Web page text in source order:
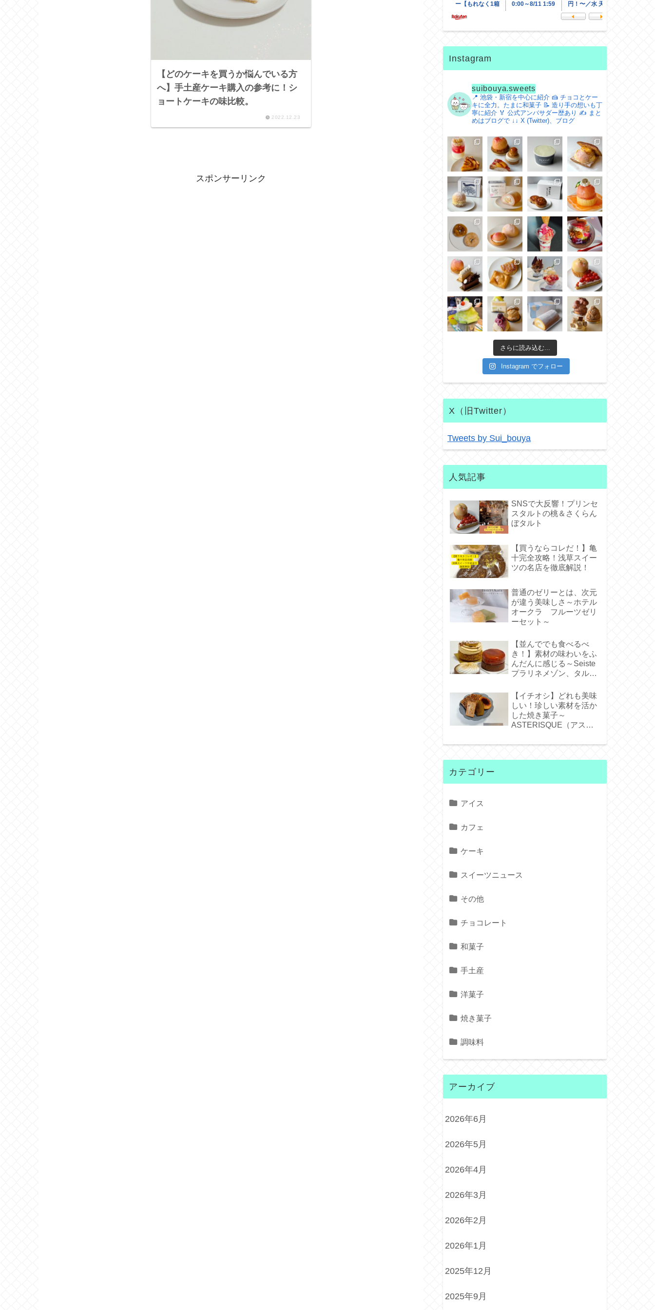
【どのケーキを買うか悩んでいる方
へ】手土産ケーキ購入の参考に！シ
ョートケーキの味比較。
2022.12.23
スポンサーリンク
Instagram
suibouya.sweets
📍 池袋・新宿を中心に紹介 🍰 チョコとケー
キに全力。たまに和菓子 📝 造り手の想いも丁
寧に紹介 🏅 公式アンバサダー歴あり ✍️ まと
めはブログで ↓↓ X (Twitter)、ブログ
さらに読み込む...
Instagram でフォロー
X（旧Twitter）
Tweets by Sui_bouya
人気記事
SNSで大反響！プリンセ
スタルトの桃＆さくらん
ぼタルト
【買うならコレだ！】亀
十完全攻略！浅草スイー
ツの名店を徹底解説！
普通のゼリーとは、次元
が違う美味しさ～ホテル
オークラ フルーツゼリ
ーセット～
【並んででも食べるべ
き！】素材の味わいをふ
んだんに感じる～Seiste
プラリネメゾン、タルト
シトロン～
【イチオシ】どれも美味
しい！珍しい素材を活か
した焼き菓子～
ASTERISQUE（アステ
カテゴリー
アイス
カフェ
ケーキ
スイーツニュース
その他
チョコレート
和菓子
手土産
洋菓子
焼き菓子
調味料
アーカイブ
2026年6月
2026年5月
2026年4月
2026年3月
2026年2月
2026年1月
2025年12月
2025年9月